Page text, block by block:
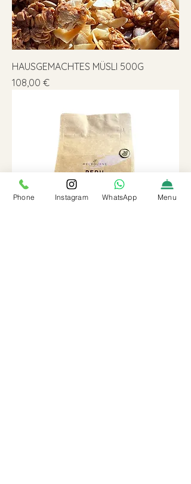
HAUSGEMACHTES MÜSLI 500G
Preis
108,00 €
Phone Instagram WhatsApp Menu